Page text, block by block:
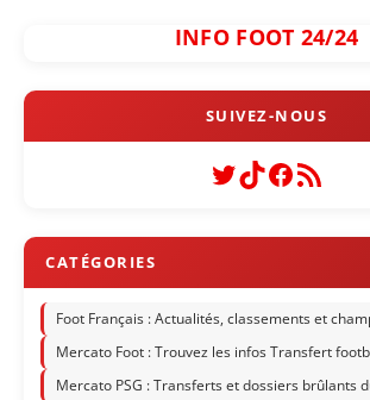
INFO FOOT 24/24
Twitter
TikTok
Flux RSS
Foot Français : Actualités, classements et
Mercato Foot : Trouvez les infos Transfert
Mercato PSG : Transferts et dossiers brûlants